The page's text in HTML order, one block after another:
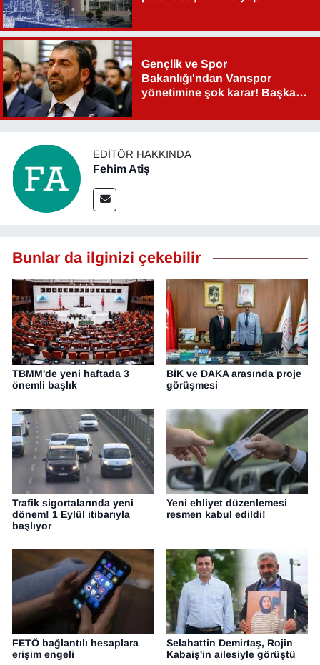
Gençlik ve Spor
Bakanlığı'ndan Vanspor
yönetimine şok karar! Başkan
EDITÖR HAKKINDA
Fehim Atiş
Bunlar da ilginizi çekebilir
TBMM'de yeni haftada 3
önemli başlık
BİK ve DAKA arasında proje
görüşmesi
Trafik sigortalarında yeni
dönem! 1 Eylül itibarıyla
başlıyor
Yeni ehliyet düzenlemesi
resmen kabul edildi!
FETÖ bağlantılı hesaplara
erişim engeli
Selahattin Demirtaş, Rojin
Kabaiş'in ailesiyle görüştü